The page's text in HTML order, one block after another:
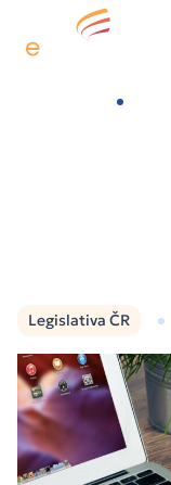
Digitální kancelář
Případové studie
Klientská zóna
Legislativa ČR